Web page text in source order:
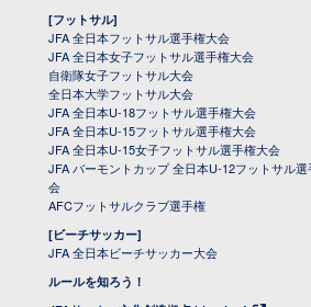
[フットサル]
JFA 全日本フットサル選手権大会
JFA 全日本女子フットサル選手権大会
自衛隊女子フットサル大会
全日本大学フットサル大会
JFA 全日本U-18フットサル選手権大会
JFA 全日本U-15フットサル選手権大会
JFA 全日本U-15女子フットサル選手権大会
JFA バーモントカップ 全日本U-12フットサル
会
AFCフットサルクラブ選手権
[ビーチサッカー]
JFA 全日本ビーチサッカー大会
ルールを知ろう！